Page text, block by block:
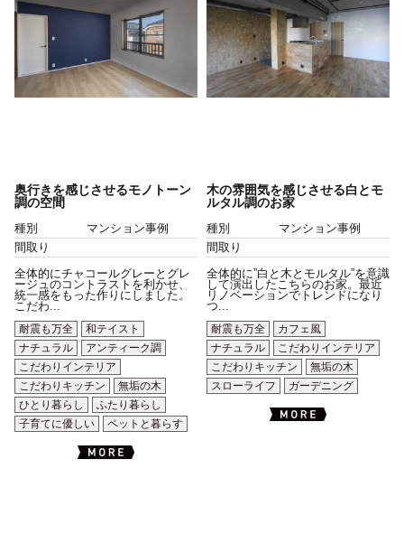
奥行きを感じさせるモノトーン
調の空間
種別
マンション事例
間取り
全体的にチャコールグレーとグレ
ージュのコントラストを利かせ、
統一感をもった作りにしました。
こだわ...
耐震も万全
和テイスト
ナチュラル
アンティーク調
こだわりインテリア
こだわりキッチン
無垢の木
ひとり暮らし
ふたり暮らし
子育てに優しい
ペットと暮らす
木の雰囲気を感じさせる白とモ
ルタル調のお家
種別
マンション事例
間取り
全体的に”白と木とモルタル”を意識
して演出したこちらのお家。最近
リノベーションでトレンドになり
つ...
耐震も万全
カフェ風
ナチュラル
こだわりインテリア
こだわりキッチン
無垢の木
スローライフ
ガーデニング